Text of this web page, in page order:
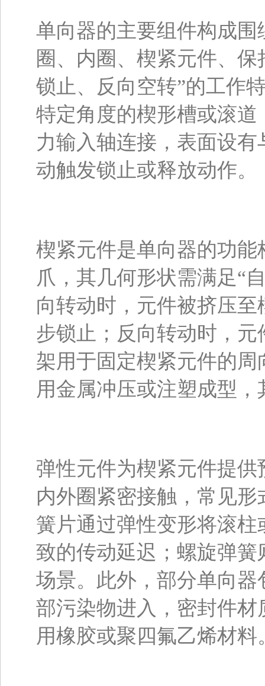
单向器的主要组件构成
圈、内圈、楔紧元件、
锁止、反向空转”的工作
特定角度的楔形槽或滚
力输入轴连接，表面设
动触发锁止或释放动作。
楔紧元件是单向器的功
爪，其几何形状需满足“
向转动时，元件被挤压
步锁止；反向转动时，
架用于固定楔紧元件的
用金属冲压或注塑成型
弹性元件为楔紧元件提
内外圈紧密接触，常见
簧片通过弹性变形将滚
致的传动延迟；螺旋弹
场景。此外，部分单向
部污染物进入，密封件
用橡胶或聚四氟乙烯材料